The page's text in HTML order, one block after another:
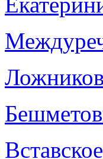
Вставское